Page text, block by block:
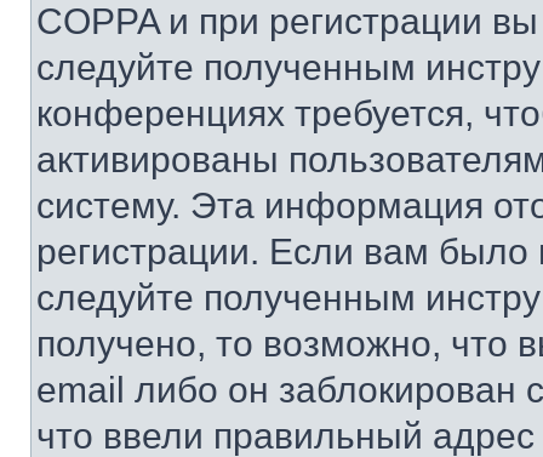
COPPA и при регистрации
следуйте полученным
конференциях требуется,
активированы
систему. Эта информация
регистрации. Если вам
следуйте полученным
получено, то возможно, что
email либо он
что ввели правильный адрес